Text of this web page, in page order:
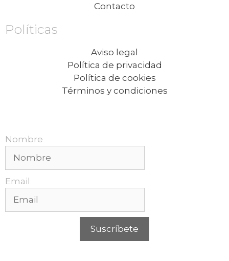
Contacto
Políticas
Aviso legal
Política de privacidad
Política de cookies
Términos y condiciones
Nombre
Email
Suscríbete